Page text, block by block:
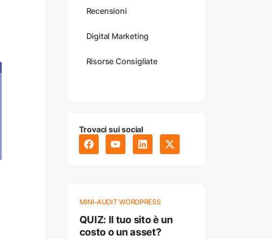
Recensioni
Digital Marketing
Risorse Consigliate
Trovaci sui social
MINI-AUDIT WORDPRESS
QUIZ: Il tuo sito è un
costo o un asset?